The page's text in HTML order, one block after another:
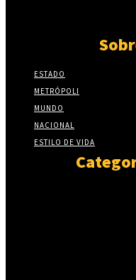
ESTADO
METRÓPOLI
MUNDO
NACIONAL
ESTILO DE VIDA